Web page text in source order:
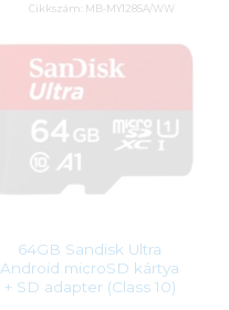
Cikkszám: MB-MY128SA/WW
Garanciaidő:
120 hónap
ÁFA: 27%
27 990Ft
64GB Sandisk Ultra
Android microSD kártya
+ SD adapter (Class 10)